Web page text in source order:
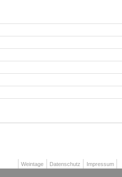
Weintage Datenschutz Impressum